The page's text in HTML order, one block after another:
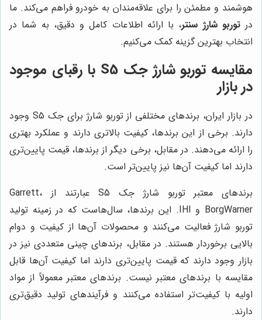
هوشمند و مطمئن را برای علاقه‌مندان به خودرو فراهم می‌کند. ما
درتوربو شارژ سنتر، با ارائه اطلاعات کامل و دقیق، به شما در
انتخاب بهترین گزینه کمک می‌کنیم.
مقایسه توربو شارژ جک S5 با رقبای موجود
در بازار
در بازار ایران، برندهای مختلفی از توربو شارژ برای جک S5 وجود
دارند. برخی از این برندها، کیفیت بالاتری دارند و عملکرد بهتری
را ارائه می‌دهند. در مقابل، برخی دیگر از برندها، قیمت پایین‌تری
دارند اما کیفیت آن‌ها نیز پایین‌تر است.
برندهای معتبر توربو شارژ جک S5 عبارتند از Garrett،
BorgWarner و IHI. این برندها، سال‌هاست که در زمینه تولید
توربو شارژ فعالیت می‌کنند و محصولات آن‌ها از کیفیت و دوام
بالایی برخوردار هستند. در مقابل، برندهای چینی متعددی نیز در
بازار وجود دارند که قیمت پایین‌تری دارند اما کیفیت آن‌ها قابل
مقایسه با برندهای معتبر نیست. برندهای معتبر معمولاً از مواد
اولیه با کیفیت‌تر استفاده می‌کنند و فرآیندهای تولید دقیق‌تری
دارند.